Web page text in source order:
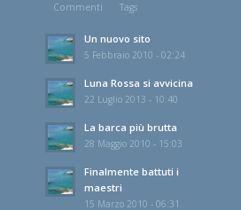
Commenti Tags
Un nuovo sito
5 Febbraio 2010 - 02:24
Luna Rossa si avvicina
22 Luglio 2013 - 10:40
La barca più brutta
28 Maggio 2010 - 15:03
Finalmente battuti i
maestri
15 Marzo 2010 - 06:31